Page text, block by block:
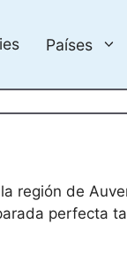
Países
región de
perfecta